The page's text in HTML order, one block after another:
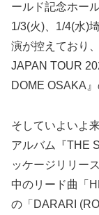
ールド記念ホー
1/3(火)、1/4(水)
演が控えており
JAPAN TOUR
DOME OSAKA
そしていよいよ
アルバム『THE
ッケージリリー
中のリード曲「
の「DARARI